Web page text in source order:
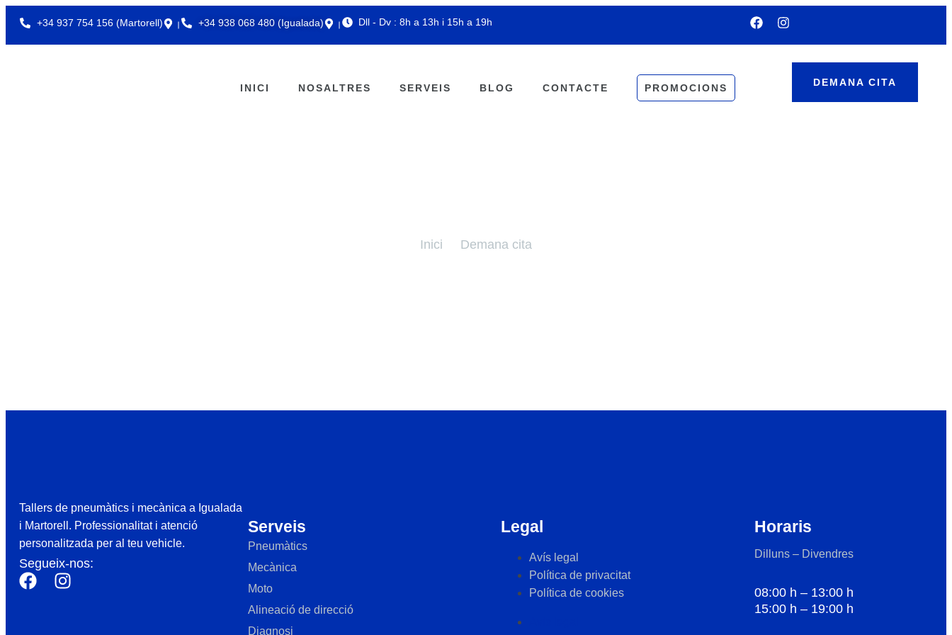
+34 937 754 156 (Martorell) +34 938 068 480 (Igualada) Dll - Dv : 8h a 13h i 15h a 19h
INICI NOSALTRES SERVEIS BLOG CONTACTE PROMOCIONS DEMANA CITA
Inici Demana cita
Tallers de pneumàtics i mecànica a Igualada
i Martorell. Professionalitat i atenció
personalitzada per al teu vehicle.
Segueix-nos:
Serveis
Pneumàtics
Mecànica
Moto
Alineació de direcció
Diagnosi
Legal
Avís legal
Política de privacitat
Política de cookies
Horaris
Dilluns – Divendres
08:00 h – 13:00 h
15:00 h – 19:00 h